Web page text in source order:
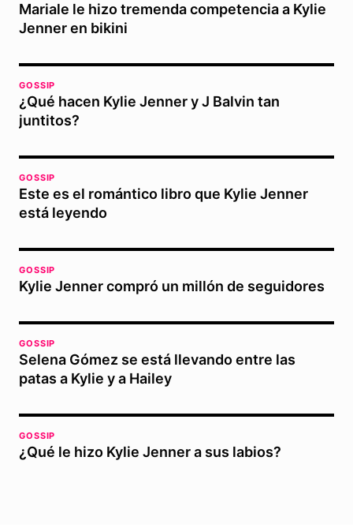
Mariale le hizo tremenda competencia a Kylie
Jenner en bikini
GOSSIP
¿Qué hacen Kylie Jenner y J Balvin tan
juntitos?
GOSSIP
Este es el romántico libro que Kylie Jenner
está leyendo
GOSSIP
Kylie Jenner compró un millón de seguidores
GOSSIP
Selena Gómez se está llevando entre las
patas a Kylie y a Hailey
GOSSIP
¿Qué le hizo Kylie Jenner a sus labios?